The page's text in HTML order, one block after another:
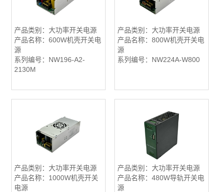
产品类别：大功率开关电源
产品名称：600W机壳开关电
源
系列编号：NW196-A2-
2130M
产品类别：大功率开关电源
产品名称：800W机壳开关电
源
系列编号：NW224A-W800
产品类别：大功率开关电源
产品名称：1000W机壳开关
电源
产品类别：大功率开关电源
产品名称：480W导轨开关电
源